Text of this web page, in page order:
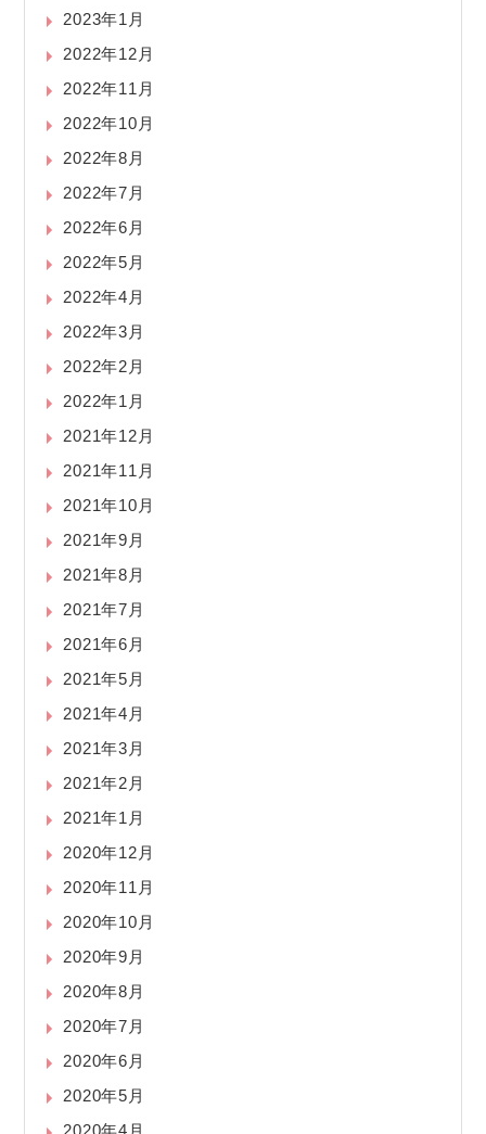
2023年1月
2022年12月
2022年11月
2022年10月
2022年8月
2022年7月
2022年6月
2022年5月
2022年4月
2022年3月
2022年2月
2022年1月
2021年12月
2021年11月
2021年10月
2021年9月
2021年8月
2021年7月
2021年6月
2021年5月
2021年4月
2021年3月
2021年2月
2021年1月
2020年12月
2020年11月
2020年10月
2020年9月
2020年8月
2020年7月
2020年6月
2020年5月
2020年4月